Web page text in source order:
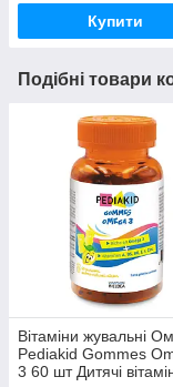
Купити
Подібні товари
Вітаміни жувальні
Pediakid Gommes
3 60 шт Дитячі